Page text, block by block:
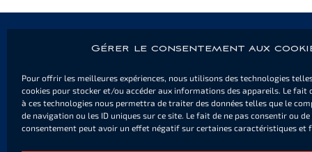
Gérer le consentement aux
Pour offrir les meilleures expériences, nous utilisons des technologies
cookies pour stocker et/ou accéder aux informations des appareils. Le fait
à ces technologies nous permettra de traiter des données telles que le
de navigation ou les ID uniques sur ce site. Le fait de ne pas consentir ou
consentement peut avoir un effet négatif sur certaines caractéristiques et
LE VILLAGE
Visiter
Animations & Infos
LES
CAP
Informations